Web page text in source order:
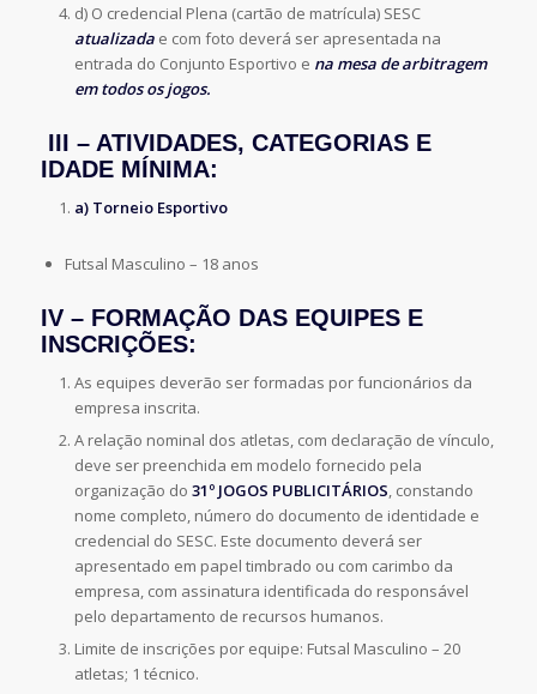
d) O credencial Plena (cartão de matrícula) SESC
atualizadae com foto deverá ser apresentada na
entrada do Conjunto Esportivo e na mesa de arbitragem
em todos os jogos.
III – ATIVIDADES, CATEGORIAS E
IDADE MÍNIMA:
a) Torneio Esportivo
Futsal Masculino – 18 anos
IV – FORMAÇÃO DAS EQUIPES E
INSCRIÇÕES:
As equipes deverão ser formadas por funcionários da
empresa inscrita.
A relação nominal dos atletas, com declaração de vínculo,
deve ser preenchida em modelo fornecido pela
organização do 31º JOGOS PUBLICITÁRIOS, constando
nome completo, número do documento de identidade e
credencial do SESC. Este documento deverá ser
apresentado em papel timbrado ou com carimbo da
empresa, com assinatura identificada do responsável
pelo departamento de recursos humanos.
Limite de inscrições por equipe: Futsal Masculino – 20
atletas; 1 técnico.